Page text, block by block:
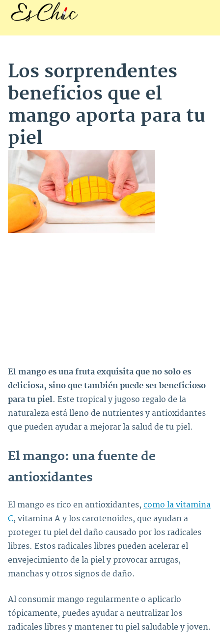
Los sorprendentes
beneficios que el
mango aporta para tu
piel
El mango es una fruta exquisita que no solo es
deliciosa, sino que también puede ser beneficioso
para tu piel. Este tropical y jugoso regalo de la
naturaleza está lleno de nutrientes y antioxidantes
que pueden ayudar a mejorar la salud de tu piel.
El mango: una fuente de
antioxidantes
El mango es rico en antioxidantes, como la vitamina
C, vitamina A y los carotenoides, que ayudan a
proteger tu piel del daño causado por los radicales
libres. Estos radicales libres pueden acelerar el
envejecimiento de la piel y provocar arrugas,
manchas y otros signos de daño.
Al consumir mango regularmente o aplicarlo
tópicamente, puedes ayudar a neutralizar los
radicales libres y mantener tu piel saludable y joven.